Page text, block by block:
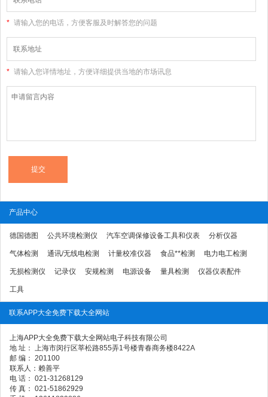
* 请输入您的电话，方便客服及时解答您的问题
* 请输入您详情地址，方便详细提供当地的市场讯息
产品中心
德国德图 公共环境检测仪 汽车空调保修设备工具和仪表 分析仪器
气体检测 通讯/无线电检测 计量校准仪器 食品**检测 电力电工检测
无损检测仪 记录仪 安规检测 电源设备 量具检测 仪器仪表配件
工具
联系APP大全免费下载大全网站
上海APP大全免费下载大全网站电子科技有限公司
地 址： 上海市闵行区莘松路855弄1号楼青春商务楼8422A
邮 编： 201100
联系人：赖善平
电 话： 021-31268129
传 真： 021-51862929